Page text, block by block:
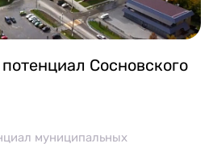
Сосновского
муниципальных